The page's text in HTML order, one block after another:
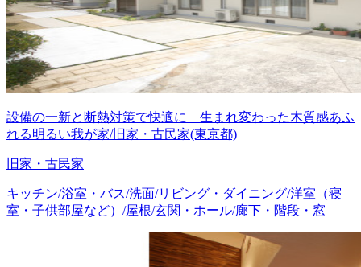
設備の一新と断熱対策で快適に 生まれ変わった木質感あふ
れる明るい我が家/旧家・古民家(東京都)
旧家・古民家
キッチン/浴室・バス/洗面/リビング・ダイニング/洋室（寝
室・子供部屋など）/屋根/玄関・ホール/廊下・階段・窓